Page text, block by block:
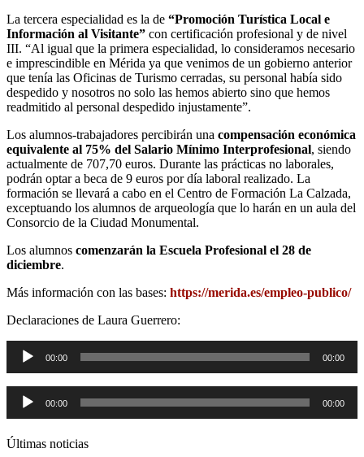
La tercera especialidad es la de “Promoción Turística Local e
Información al Visitante” con certificación profesional y de nivel
III. “Al igual que la primera especialidad, lo consideramos necesario
e imprescindible en Mérida ya que venimos de un gobierno anterior
que tenía las Oficinas de Turismo cerradas, su personal había sido
despedido y nosotros no solo las hemos abierto sino que hemos
readmitido al personal despedido injustamente”.
Los alumnos-trabajadores percibirán una compensación económica
equivalente al 75% del Salario Mínimo Interprofesional, siendo
actualmente de 707,70 euros. Durante las prácticas no laborales,
podrán optar a beca de 9 euros por día laboral realizado. La
formación se llevará a cabo en el Centro de Formación La Calzada,
exceptuando los alumnos de arqueología que lo harán en un aula del
Consorcio de la Ciudad Monumental.
Los alumnos comenzarán la Escuela Profesional el 28 de
diciembre.
Más información con las bases: https://merida.es/empleo-publico/
Declaraciones de Laura Guerrero:
Reproductor
audio
00:00 00:00
Reproductor
audio
00:00 00:00
Últimas noticias